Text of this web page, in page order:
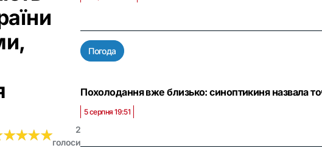
★★★★
★★★★
2
голоси
Погода
Похолодання вже близько: синоптикиня назвала
5 серпня 19:51